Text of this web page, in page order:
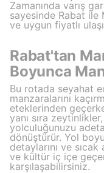
Zamanında varış
sayesinde Rabat ile
ve uygun fiyatlı
Rabat'tan
Boyunca
Bu rotada seyahat
manzaralarını
eteklerinden
yanı sıra
yolculuğunuzu
dönüştürür. Yol
detaylarını ve
ve kültür iç içe
karşılaşabilirsiniz.